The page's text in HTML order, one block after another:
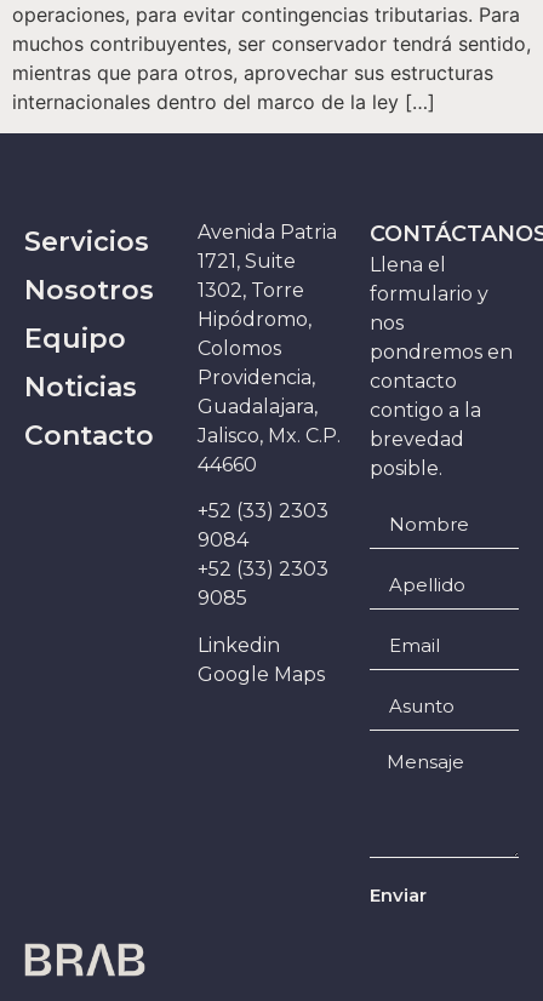
operaciones, para evitar contingencias tributarias. Para
muchos contribuyentes, ser conservador tendrá sentido,
mientras que para otros, aprovechar sus estructuras
internacionales dentro del marco de la ley […]
Servicios
Nosotros
Equipo
Noticias
Contacto
Avenida Patria
1721, Suite
1302, Torre
Hipódromo,
Colomos
Providencia,
Guadalajara,
Jalisco, Mx. C.P.
44660
+52 (33) 2303
9084
+52 (33) 2303
9085
Linkedin
Google Maps
Llena el
formulario y
nos
pondremos en
contacto
contigo a la
brevedad
posible.
Enviar